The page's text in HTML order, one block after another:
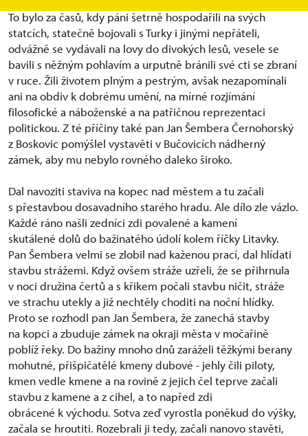
To bylo za časů, kdy páni šetrně hospodařili na svých
statcích, statečně bojovali s Turky i jinými nepřáteli,
odvážně se vydávali na lovy do divokých lesů, vesele se
bavili s něžným pohlavím a urputně bránili své cti se zbraní
v ruce. Žili životem plným a pestrým, avšak nezapomínali
ani na obdiv k dobrému umění, na mírné rozjímání
filosofické a náboženské a na patřičnou reprezentaci
politickou. Z té příčiny také pan Jan Šembera Černohorský
z Boskovic pomýšlel vystavěti v Bučovicích nádherný
zámek, aby mu nebylo rovného daleko široko.
Dal navoziti staviva na kopec nad městem a tu začali
s přestavbou dosavadního starého hradu. Ale dílo zle vázlo.
Každé ráno našli zedníci zdi povalené a kamení
skutálené dolů do bažinatého údolí kolem říčky Litavky.
Pan Šembera velmi se zlobil nad kaženou prací, dal hlídati
stavbu strážemi. Když ovšem stráže uzřeli, že se přihrnula
v noci družina čertů a s křikem počali stavbu ničit, stráže
ve strachu utekly a již nechtěly choditi na noční hlídky.
Proto se rozhodl pan Jan Šembera, že zanechá stavby
na kopci a zbuduje zámek na okraji města v močařině
poblíž řeky. Do bažiny mnoho dnů zaráželi těžkými berany
mohutné, přišpičatělé kmeny dubové - jehly čili piloty,
kmen vedle kmene a na rovině z jejich čel teprve začali
stavbu z kamene a z cihel, a to napřed zdi
obrácené k východu. Sotva zeď vyrostla poněkud do výšky,
začala se hroutiti. Rozebrali ji tedy, začali nanovo stavěti,